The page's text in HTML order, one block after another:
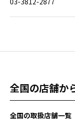
全国の店舗か
全国の取扱店舗一覧